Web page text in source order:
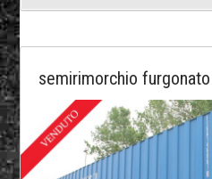
semirimorchio